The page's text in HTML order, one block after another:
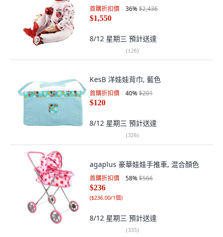
首購折扣價 36%$2,436
$1,550
8/12 星期三 預計送達
(126)
KesB 洋娃娃背巾, 藍色
首購折扣價 40%$201
$120
8/12 星期三 預計送達
(326)
agaplus 豪華娃娃手推車, 混合顏色
首購折扣價 58%$566
$236
($236.00/1個)
8/12 星期三 預計送達
(335)